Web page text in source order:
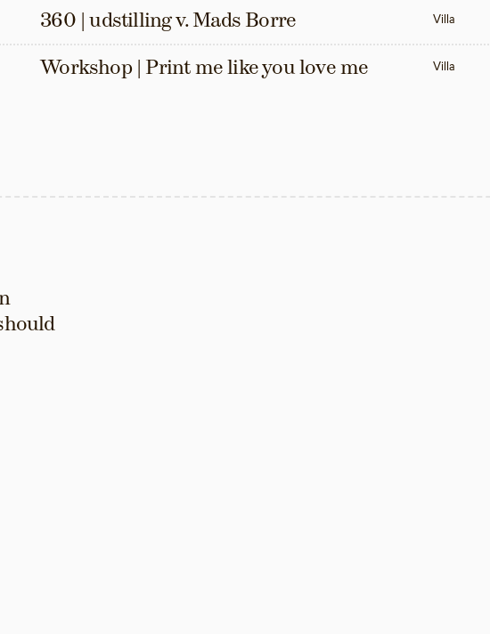
360 | udstilling v. Mads Borre Villa
Workshop | Print me like you love me Villa